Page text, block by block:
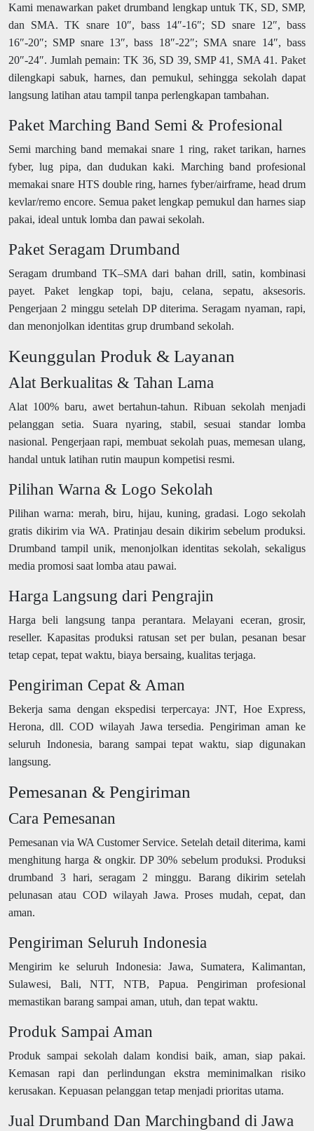
Kami menawarkan paket drumband lengkap untuk TK, SD, SMP,
dan SMA. TK snare 10″, bass 14″-16″; SD snare 12″, bass
16″-20″; SMP snare 13″, bass 18″-22″; SMA snare 14″, bass
20″-24″. Jumlah pemain: TK 36, SD 39, SMP 41, SMA 41. Paket
dilengkapi sabuk, harnes, dan pemukul, sehingga sekolah dapat
langsung latihan atau tampil tanpa perlengkapan tambahan.
Paket Marching Band Semi & Profesional
Semi marching band memakai snare 1 ring, raket tarikan, harnes
fyber, lug pipa, dan dudukan kaki. Marching band profesional
memakai snare HTS double ring, harnes fyber/airframe, head drum
kevlar/remo encore. Semua paket lengkap pemukul dan harnes siap
pakai, ideal untuk lomba dan pawai sekolah.
Paket Seragam Drumband
Seragam drumband TK–SMA dari bahan drill, satin, kombinasi
payet. Paket lengkap topi, baju, celana, sepatu, aksesoris.
Pengerjaan 2 minggu setelah DP diterima. Seragam nyaman, rapi,
dan menonjolkan identitas grup drumband sekolah.
Keunggulan Produk & Layanan
Alat Berkualitas & Tahan Lama
Alat 100% baru, awet bertahun-tahun. Ribuan sekolah menjadi
pelanggan setia. Suara nyaring, stabil, sesuai standar lomba
nasional. Pengerjaan rapi, membuat sekolah puas, memesan ulang,
handal untuk latihan rutin maupun kompetisi resmi.
Pilihan Warna & Logo Sekolah
Pilihan warna: merah, biru, hijau, kuning, gradasi. Logo sekolah
gratis dikirim via WA. Pratinjau desain dikirim sebelum produksi.
Drumband tampil unik, menonjolkan identitas sekolah, sekaligus
media promosi saat lomba atau pawai.
Harga Langsung dari Pengrajin
Harga beli langsung tanpa perantara. Melayani eceran, grosir,
reseller. Kapasitas produksi ratusan set per bulan, pesanan besar
tetap cepat, tepat waktu, biaya bersaing, kualitas terjaga.
Pengiriman Cepat & Aman
Bekerja sama dengan ekspedisi terpercaya: JNT, Hoe Express,
Herona, dll. COD wilayah Jawa tersedia. Pengiriman aman ke
seluruh Indonesia, barang sampai tepat waktu, siap digunakan
langsung.
Pemesanan & Pengiriman
Cara Pemesanan
Pemesanan via WA Customer Service. Setelah detail diterima, kami
menghitung harga & ongkir. DP 30% sebelum produksi. Produksi
drumband 3 hari, seragam 2 minggu. Barang dikirim setelah
pelunasan atau COD wilayah Jawa. Proses mudah, cepat, dan
aman.
Pengiriman Seluruh Indonesia
Mengirim ke seluruh Indonesia: Jawa, Sumatera, Kalimantan,
Sulawesi, Bali, NTT, NTB, Papua. Pengiriman profesional
memastikan barang sampai aman, utuh, dan tepat waktu.
Produk Sampai Aman
Produk sampai sekolah dalam kondisi baik, aman, siap pakai.
Kemasan rapi dan perlindungan ekstra meminimalkan risiko
kerusakan. Kepuasan pelanggan tetap menjadi prioritas utama.
Jual Drumband Dan Marchingband di Jawa